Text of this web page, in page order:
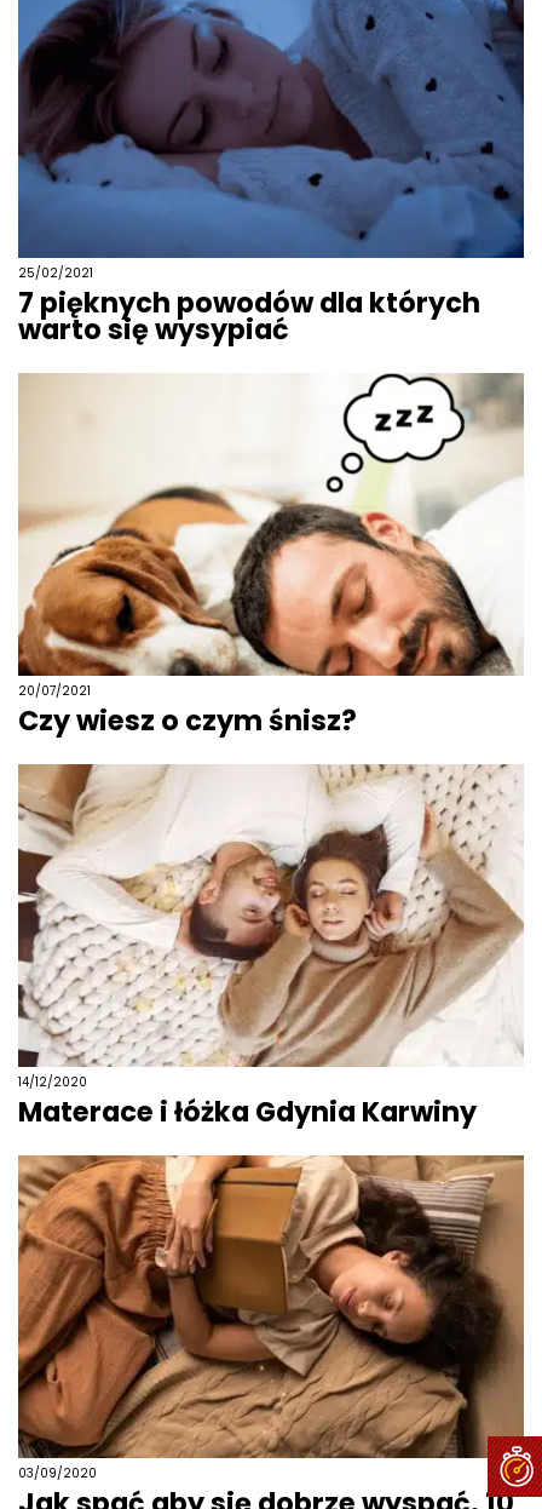
25/02/2021
7 pięknych powodów dla których
warto się wysypiać
20/07/2021
Czy wiesz o czym śnisz?
14/12/2020
Materace i łóżka Gdynia Karwiny
03/09/2020